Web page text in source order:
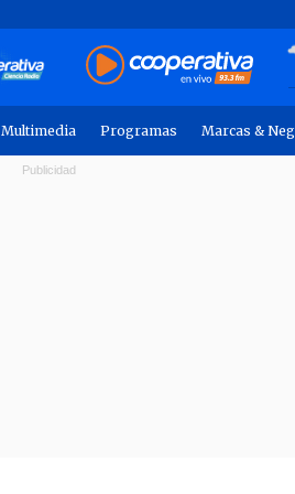
Multimedia Programas Marcas &